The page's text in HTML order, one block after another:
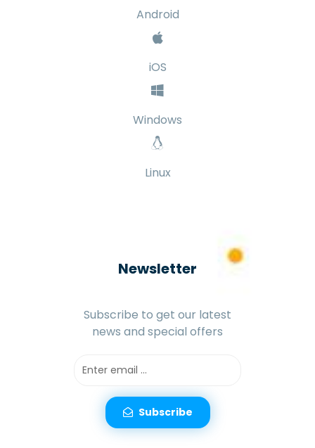
Android
iOS
Windows
Linux
Newsletter
Subscribe to get our latest
news and special offers
Subscribe